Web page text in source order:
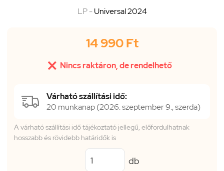
LP -Universal 2024
14 990 Ft
 Nincs raktáron, de rendelhető
Várható szállítási idő:
20 munkanap (2026. szeptember 9., szerda)
A várható szállítási idő tájékoztató jellegű, előfordulhatnak
hosszabb és rövidebb határidők is
db